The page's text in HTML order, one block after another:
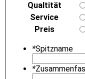
Qualtität
Service
Preis
*Spitzname
*